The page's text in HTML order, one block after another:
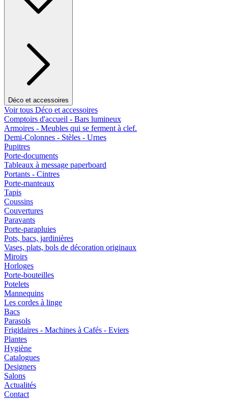
Déco et accessoires
Voir tous Déco et accessoires
Comptoirs d'accueil - Bars lumineux
Armoires - Meubles qui se ferment à clef.
Demi-Colonnes - Stèles - Urnes
Pupitres
Porte-documents
Tableaux à message paperboard
Portants - Cintres
Porte-manteaux
Tapis
Coussins
Couvertures
Paravants
Porte-parapluies
Pots, bacs, jardinières
Vases, plats, bols de décoration originaux
Miroirs
Horloges
Porte-bouteilles
Potelets
Mannequins
Les cordes à linge
Bacs
Parasols
Frigidaires - Machines à Cafés - Eviers
Plantes
Hygiène
Catalogues
Designers
Salons
Actualités
Contact